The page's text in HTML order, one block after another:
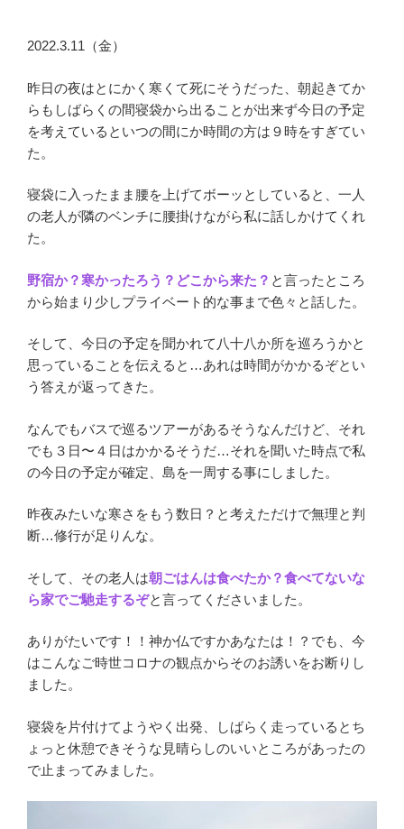
2022.3.11（金）
昨日の夜はとにかく寒くて死にそうだった、朝起きてか
らもしばらくの間寝袋から出ることが出来ず今日の予定
を考えているといつの間にか時間の方は９時をすぎてい
た。
寝袋に入ったまま腰を上げてボーッとしていると、一人
の老人が隣のベンチに腰掛けながら私に話しかけてくれ
た。
野宿か？寒かったろう？どこから来た？ と言ったところ
から始まり少しプライベート的な事まで色々と話した。
そして、今日の予定を聞かれて八十八か所を巡ろうかと
思っていることを伝えると…あれは時間がかかるぞとい
う答えが返ってきた。
なんでもバスで巡るツアーがあるそうなんだけど、それ
でも３日〜４日はかかるそうだ…それを聞いた時点で私
の今日の予定が確定、島を一周する事にしました。
昨夜みたいな寒さをもう数日？と考えただけで無理と判
断…修行が足りんな。
そして、その老人は朝ごはんは食べたか？食べてないな
ら家でご馳走するぞと言ってくださいました。
ありがたいです！！神か仏ですかあなたは！？でも、今
はこんなご時世コロナの観点からそのお誘いをお断りし
ました。
寝袋を片付けてようやく出発、しばらく走っているとち
ょっと休憩できそうな見晴らしのいいところがあったの
で止まってみました。